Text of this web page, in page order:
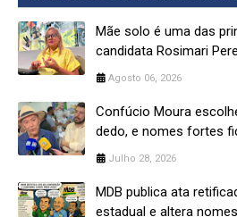
Mãe solo é uma das
candidata Rosimari
Agosto 06, 2026
Confúcio Moura
dedo, e nomes fortes
Julho 28, 2026
MDB publica ata
estadual e altera